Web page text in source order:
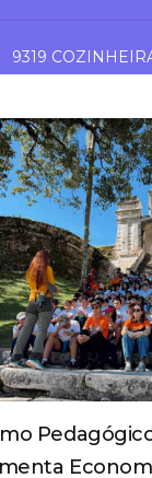
9319
Economia